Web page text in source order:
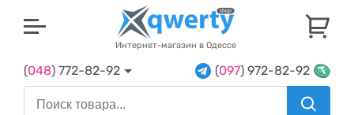
Интернет-магазин в Одессе
(048) 772-82-92 (097) 972-82-92